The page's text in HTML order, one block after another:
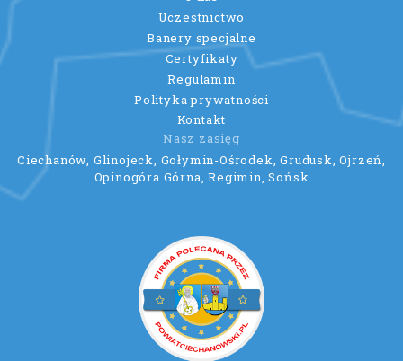
Uczestnictwo
Banery specjalne
Certyfikaty
Regulamin
Polityka prywatności
Kontakt
Nasz zasięg
Ciechanów, Glinojeck, Gołymin-Ośrodek, Grudusk, Ojrzeń,
Opinogóra Górna, Regimin, Sońsk